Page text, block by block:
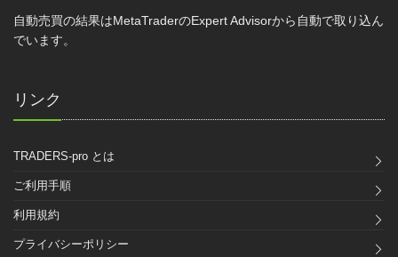
自動売買の結果はMetaTraderのExpert Advisorから自動で取り込ん
でいます。
リンク
TRADERS-pro とは
ご利用手順
利用規約
プライバシーポリシー